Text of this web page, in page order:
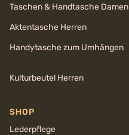
Taschen & Handtasche Damen
Aktentasche Herren
Handytasche zum Umhängen
Kulturbeutel Herren
SHOP
Lederpflege